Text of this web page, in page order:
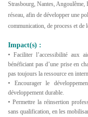
Strasbourg, Nantes,
réseau, afin de développer une
communication, de process et de
Impact(s) :
• Faciliter l’accessibilité aux
bénéficiant pas d’une prise en
pas toujours la ressource en
• Encourager le
développement durable.
• Permettre la réinsertion
sans qualification, en les